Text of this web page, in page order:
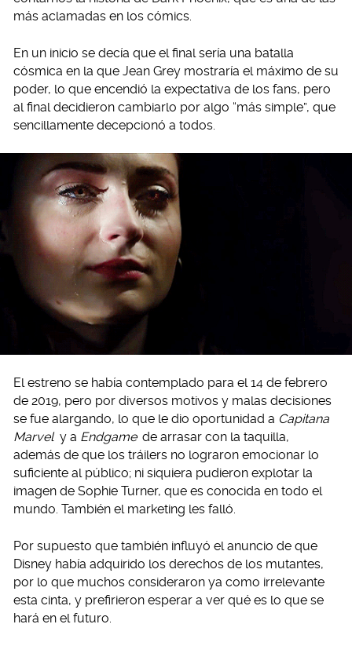
más aclamadas en los cómics.
En un inicio se decía que el final sería una batalla
cósmica en la que Jean Grey mostraría el máximo de su
poder, lo que encendió la expectativa de los fans, pero
al final decidieron cambiarlo por algo “más simple”, que
sencillamente decepcionó a todos.
El estreno se había contemplado para el 14 de febrero
de 2019, pero por diversos motivos y malas decisiones
se fue alargando, lo que le dio oportunidad a Capitana
Marvel y a Endgame de arrasar con la taquilla,
además de que los tráilers no lograron emocionar lo
suficiente al público; ni siquiera pudieron explotar la
imagen de Sophie Turner, que es conocida en todo el
mundo. También el marketing les falló.
Por supuesto que también influyó el anuncio de que
Disney había adquirido los derechos de los mutantes,
por lo que muchos consideraron ya como irrelevante
esta cinta, y prefirieron esperar a ver qué es lo que se
hará en el futuro.